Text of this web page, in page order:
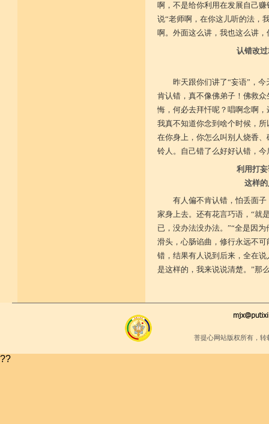
啊，不是给你利用在发展自己
说“老师啊，在你这儿听的法，
啊。外面这么讲，我也这么讲
认错改
昨天跟你们讲了“妄语”，
肯认错，真不像佛弟子！佛救
悔，何必去拜忏呢？唱啊念啊
我真不知道你念到啥个时候，
在你身上，你怎么叫别人烧香
铃人。自己错了么好好认错，
利用打
这样
有人偏不肯认错，怕丢面
家身上去。还有花言巧语，“就
已，没办法没办法。”“全是因
滑头，心肠谄曲，修行永远不
错，结果有人说到后来，全在
是这样的，我来说说清楚。”那
菩提心网站版权所有，
??